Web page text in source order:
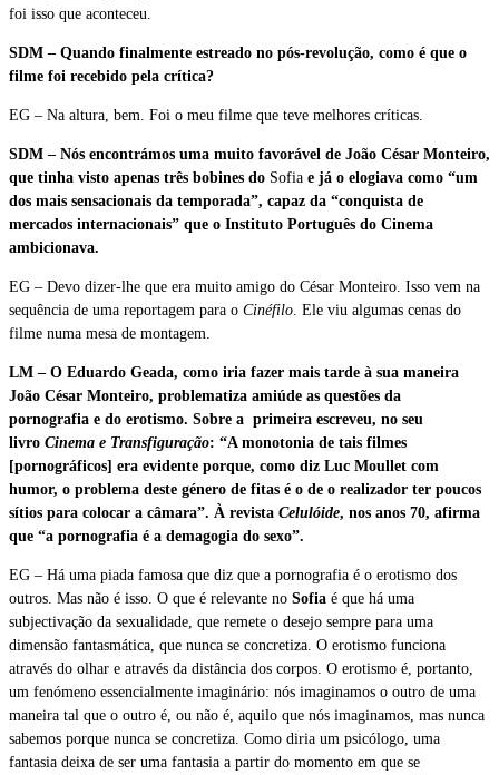
foi isso que aconteceu.
SDM – Quando finalmente estreado no pós-revolução, como é que o
filme foi recebido pela crítica?
EG – Na altura, bem. Foi o meu filme que teve melhores críticas.
SDM – Nós encontrámos uma muito favorável de João César Monteiro,
que tinha visto apenas três bobines do Sofia e já o elogiava como “um
dos mais sensacionais da temporada”, capaz da “conquista de
mercados internacionais” que o Instituto Português do Cinema
ambicionava.
EG – Devo dizer-lhe que era muito amigo do César Monteiro. Isso vem na
sequência de uma reportagem para o Cinéfilo . Ele viu algumas cenas do
filme numa mesa de montagem.
LM – O Eduardo Geada, como iria fazer mais tarde à sua maneira
João César Monteiro, problematiza amiúde as questões da
pornografia e do erotismo. Sobre a primeira escreveu, no seu
livro Cinema e Transfiguração: “A monotonia de tais filmes
[pornográficos] era evidente porque, como diz Luc Moullet com
humor, o problema deste género de fitas é o de o realizador ter poucos
sítios para colocar a câmara”. À revista Celulóide, nos anos 70, afirma
que “a pornografia é a demagogia do sexo”.
EG – Há uma piada famosa que diz que a pornografia é o erotismo dos
outros. Mas não é isso. O que é relevante no Sofia é que há uma
subjectivação da sexualidade, que remete o desejo sempre para uma
dimensão fantasmática, que nunca se concretiza. O erotismo funciona
através do olhar e através da distância dos corpos. O erotismo é, portanto,
um fenómeno essencialmente imaginário: nós imaginamos o outro de uma
maneira tal que o outro é, ou não é, aquilo que nós imaginamos, mas nunca
sabemos porque nunca se concretiza. Como diria um psicólogo, uma
fantasia deixa de ser uma fantasia a partir do momento em que se